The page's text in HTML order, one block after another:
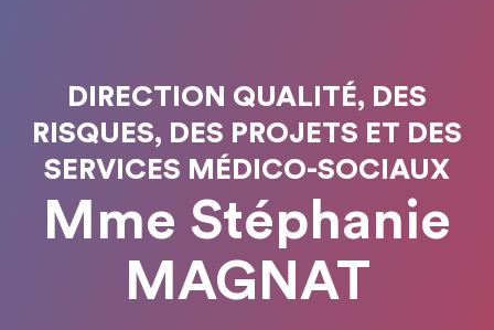
DIRECTION QUALITÉ, DES
RISQUES, DES PROJETS ET DES
SERVICES MÉDICO-SOCIAUX
Mme Stéphanie
MAGNAT